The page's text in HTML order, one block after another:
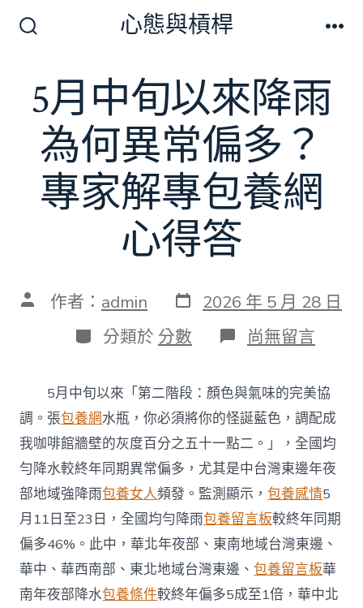
換
開
關
心態與槓桿
5月中旬以來降雨
為何異常偏多？
專家解專包養網
心得答
文 作者： admin 發
表
日
期
2026 年 5 月 28 日
分
類
分類於 分數 在
〈5
中
旬
以
來
降
雨
為
何
異
常
偏
多？
專
家
尚無留言
5月中旬以來「第二階段：顏色與氣味的完美協
調。張包養網水瓶，你必須將你的怪誕藍色，調配成
我咖啡館牆壁的灰度百分之五十一點二。」，全國均
勻降水較終年同期異常偏多，尤其是中台灣東邊年夜
部地域強降雨包養女人頻發。監測顯示，包養感情5
月11日至23日，全國均勻降雨包養留言板較終年同期
偏多46%。此中，華北年夜部、東南地域台灣東邊、
華中、華西南部、東北地域台灣東邊、包養留言板華
南年夜部降水包養條件較終年偏多5成至1倍，華中北